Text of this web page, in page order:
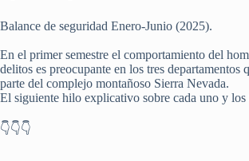
Balance de seguridad Enero-Junio (2025).
En el primer semestre el comportamiento del
delitos es preocupante en los tres departamentos
parte del complejo montañoso Sierra Nevada.
El siguiente hilo explicativo sobre cada uno y los
👇👇👇